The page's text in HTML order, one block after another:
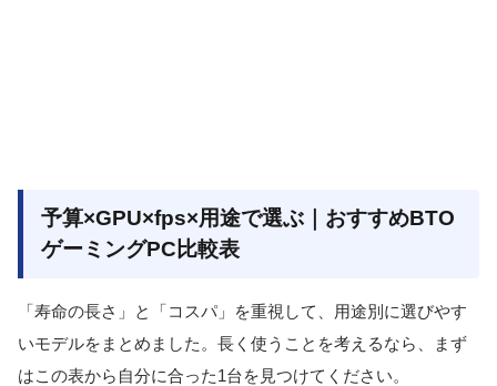
予算×GPU×fps×用途で選ぶ｜おすすめBTO
ゲーミングPC比較表
「寿命の長さ」と「コスパ」を重視して、用途別に選びやす
いモデルをまとめました。長く使うことを考えるなら、まず
はこの表から自分に合った1台を見つけてください。